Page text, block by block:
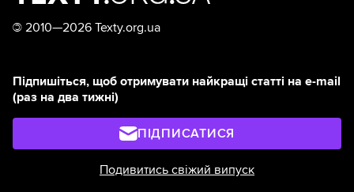
© 2010—2026 Texty.org.ua
Підпишіться, щоб отримувати найкращі статті на e-mail
(раз на два тижні)
ПІДПИСАТИСЯ
Подивитись свіжий випуск